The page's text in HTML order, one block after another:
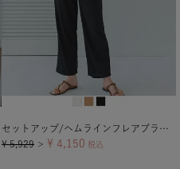
セットアップ/ヘムラインフレアブラウス×レギンスラッシュガード
¥ 5,929 ＞ ¥ 4,150 税込